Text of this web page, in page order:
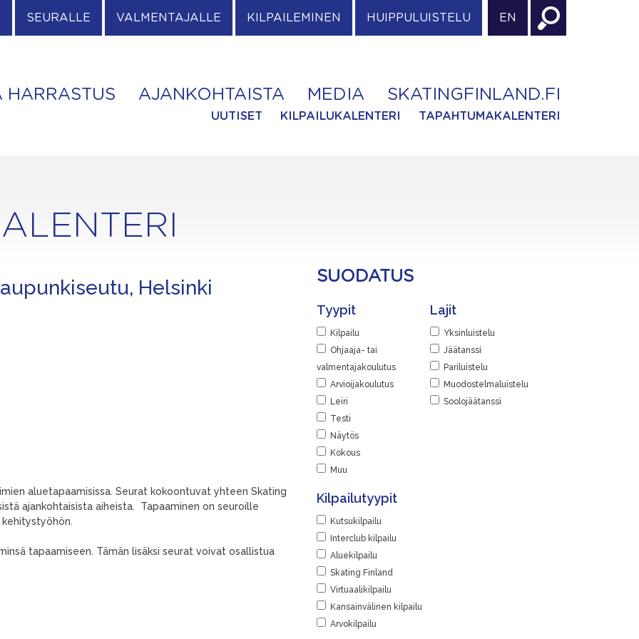
SEURALLE VALMENTAJALLE KILPAILEMINEN HUIPPULUISTELU EN
HARRASTUS AJANKOHTAISTA MEDIA SKATINGFINLAND.FI
UUTISET KILPAILUKALENTERI TAPAHTUMAKALENTERI
Helsinki
aluetapaamisissa. Seurat kokoontuvat yhteen Skating
ajankohtaisista aiheista. Tapaaminen on seuroille
tapaamiseen. Tämän lisäksi seurat voivat osallistua
SUODATUS
Tyypit
Kilpailu
Ohjaaja- tai
valmentajakoulutus
Arvioijakoulutus
Leiri
Testi
Näytös
Kokous
Muu
Lajit
Yksinluistelu
Jäätanssi
Pariluistelu
Muodostelmaluistelu
Soolojäätanssi
Kilpailutyypit
Kutsukilpailu
Interclub kilpailu
Aluekilpailu
Skating Finland
Virtuaalikilpailu
Kansainvälinen kilpailu
Arvokilpailu